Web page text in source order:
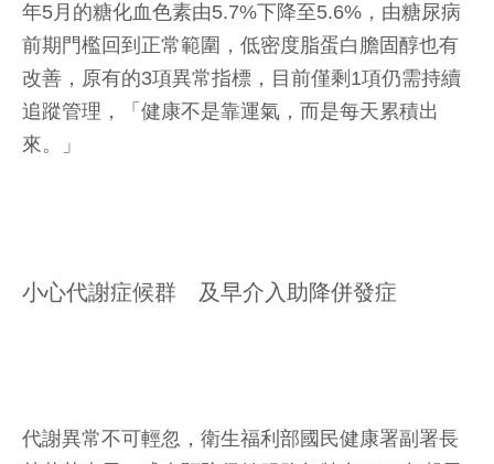
年5月的糖化血色素由5.7%下降至5.6%，由糖尿病
前期門檻回到正常範圍，低密度脂蛋白膽固醇也有
改善，原有的3項異常指標，目前僅剩1項仍需持續
追蹤管理，「健康不是靠運氣，而是每天累積出
來。」
小心代謝症候群 及早介入助降併發症
代謝異常不可輕忽，衛生福利部國民健康署副署長